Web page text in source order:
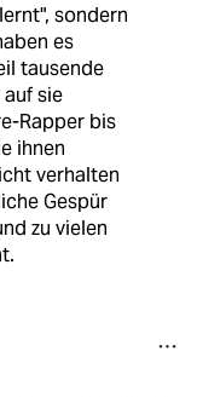
sondern
es
tausende
sie
Rapper bis
ihnen
verhalten
Gespür
zu vielen